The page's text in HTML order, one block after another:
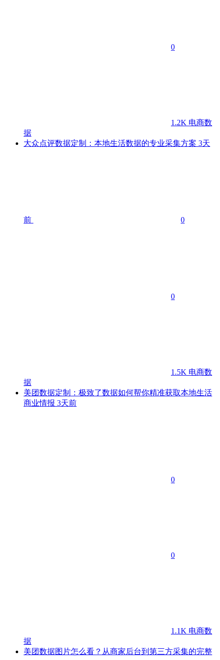
0
1.2K 电商数
据
大众点评数据定制：本地生活数据的专业采集方案 3天
前 0
0
1.5K 电商数
据
美团数据定制：极致了数据如何帮你精准获取本地生活
商业情报 3天前
0
0
1.1K 电商数
据
美团数据图片怎么看？从商家后台到第三方采集的完整